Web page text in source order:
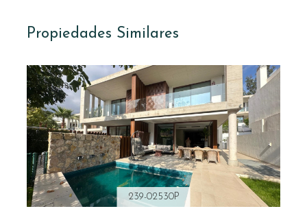
Propiedades Similares
239-02530P